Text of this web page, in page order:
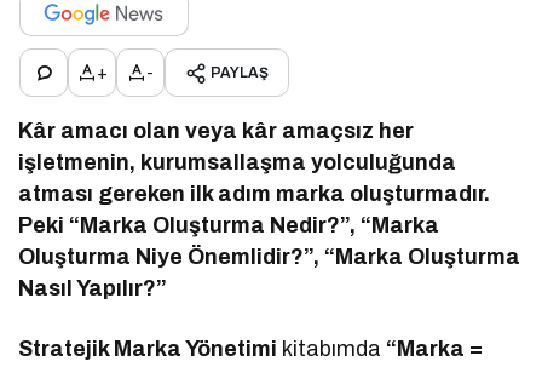
+ - PAYLAŞ
Kâr amacı olan veya kâr amaçsız her
işletmenin, kurumsallaşma yolculuğunda
atması gereken ilk adım marka oluşturmadır.
Peki “Marka Oluşturma Nedir?”, “Marka
Oluşturma Niye Önemlidir?”, “Marka Oluşturma
Nasıl Yapılır?”
Stratejik Marka Yönetimi kitabımda “Marka =